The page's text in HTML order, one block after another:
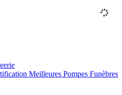
Meilleures Pompes Funèbres